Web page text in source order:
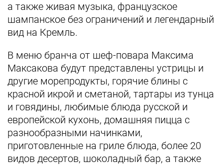
а также живая музыка, французское
шампанское без ограничений и легендарный
вид на Кремль.
В меню бранча от шеф-повара Максима
Максакова будут представлены устрицы и
другие морепродукты, горячие блины с
красной икрой и сметаной, тартары из тунца
и говядины, любимые блюда русской и
европейской кухонь, домашняя пицца c
разнообразными начинками,
приготовленные на гриле блюда, более 20
видов десертов, шоколадный бар, а также